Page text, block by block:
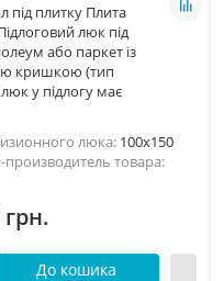
під плитку Плита
люк під
або паркет із
кришкою (тип
у підлогу має
люка: 100х150
производитель товара:
грн.
До кошика